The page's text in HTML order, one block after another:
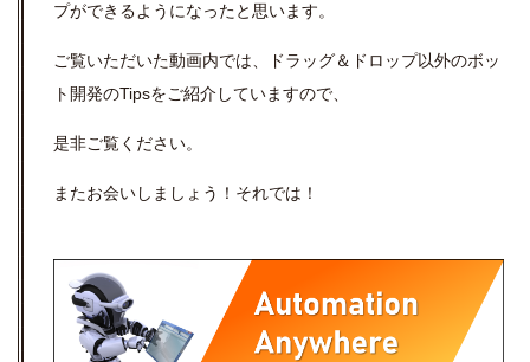
プができるようになったと思います。
ご覧いただいた動画内では、ドラッグ＆ドロップ以外のボッ
ト開発のTipsをご紹介していますので、
是非ご覧ください。
またお会いしましょう！それでは！